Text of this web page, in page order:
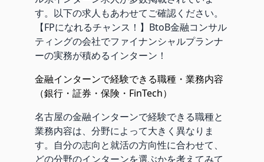
す。以下の求人もあわせてご確認ください。
【FPになれるチャンス！】BtoB金融コンサル
ティングの会社でファイナンシャルプランナ
ーの実務が積めるインターン！
金融インターンで経験できる職種・業務内容
（銀行・証券・保険・FinTech）
名古屋の金融インターンで経験できる職種と
業務内容は、分野によって大きく異なりま
す。自分の志向と就活の方向性に合わせて、
どの分野のインターンを選ぶかを考えてみて